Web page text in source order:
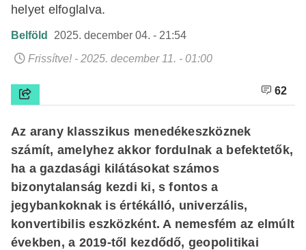
helyet elfoglalva.
Belföld
2025. december 04. - 21:54
Frissítve! - 2025. december 11. - 01:00
62
Az arany klasszikus menedékeszköznek
számít, amelyhez akkor fordulnak a befektetők,
ha a gazdasági kilátásokat számos
bizonytalanság kezdi ki, s fontos a
jegybankoknak is értékálló, univerzális,
konvertibilis eszközként. A nemesfém az elmúlt
években, a 2019-től kezdődő, geopolitikai